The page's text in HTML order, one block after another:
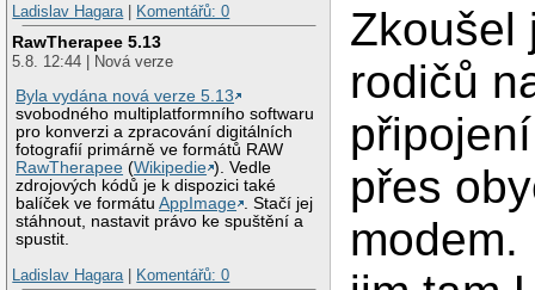
Ladislav Hagara
Komentářů: 0
RawTherapee 5.13
5.8. 12:44 | Nová verze
Byla vydána nová verze 5.13
svobodného multiplatformního softwaru
pro konverzi a zpracování digitálních
fotografií primárně ve formátů RAW
RawTherapee (Wikipedie ). Vedle
zdrojových kódů je k dispozici také
balíček ve formátuAppImage . Stačí jej
stáhnout, nastavit právo ke spuštění a
spustit.
Ladislav Hagara
Komentářů: 0
Zkoušel
rodičů
přes
modem.